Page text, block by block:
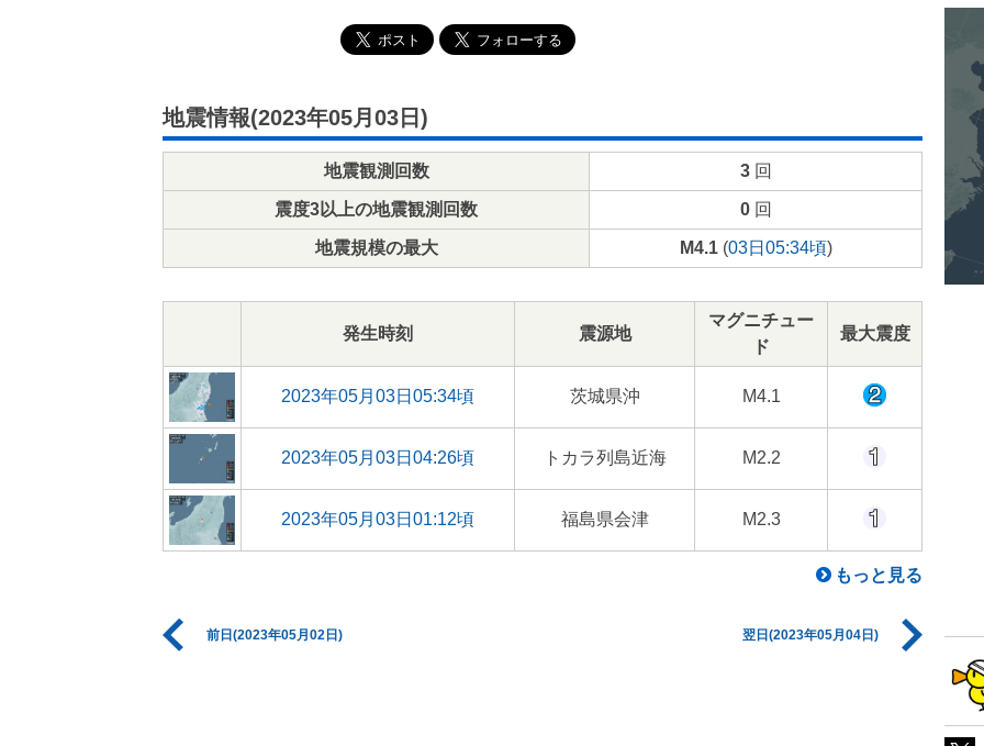
地震情報(2023年05月03日)
地震観測回数 3回
震度3以上の地震観測回数 0回
地震規模の最大 M4.1(03日05:34頃)
発生時刻 震源地
マグニチュー
ド
最大震度
2023年05月03日05:34頃 茨城県沖 M4.1
2023年05月03日04:26頃 トカラ列島近海 M2.2
2023年05月03日01:12頃 福島県会津 M2.3
もっと見る
前日(2023年05月02日) 翌日(2023年05月04日)